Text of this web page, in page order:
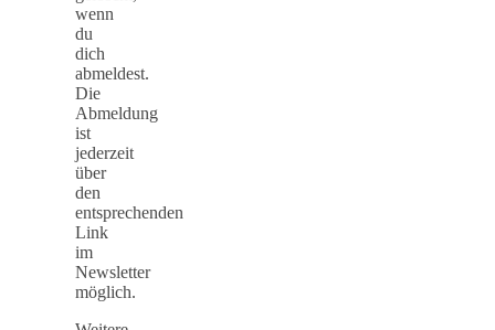
wenn
du
dich
abmeldest.
Die
Abmeldung
ist
jederzeit
über
den
entsprechenden
Link
im
Newsletter
möglich.